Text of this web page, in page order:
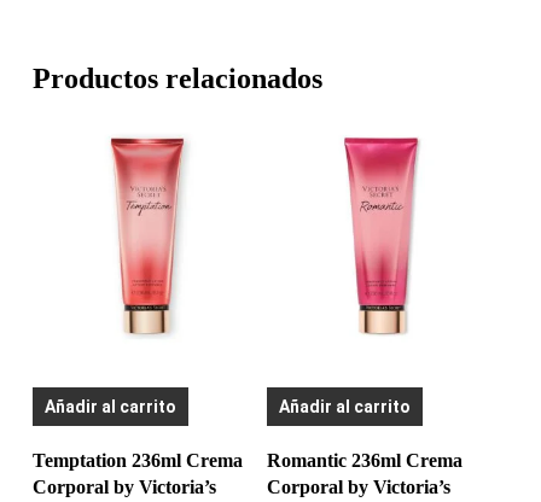
Productos relacionados
Añadir al carrito
Temptation 236ml Crema
Corporal by Victoria’s
Añadir al carrito
Romantic 236ml Crema
Corporal by Victoria’s